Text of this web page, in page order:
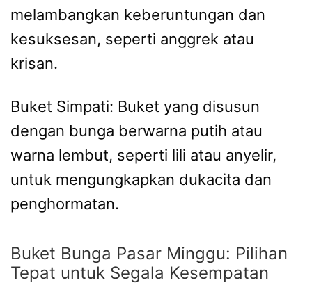
melambangkan keberuntungan dan
kesuksesan, seperti anggrek atau
krisan.
Buket Simpati: Buket yang disusun
dengan bunga berwarna putih atau
warna lembut, seperti lili atau anyelir,
untuk mengungkapkan dukacita dan
penghormatan.
Buket Bunga Pasar Minggu: Pilihan
Tepat untuk Segala Kesempatan